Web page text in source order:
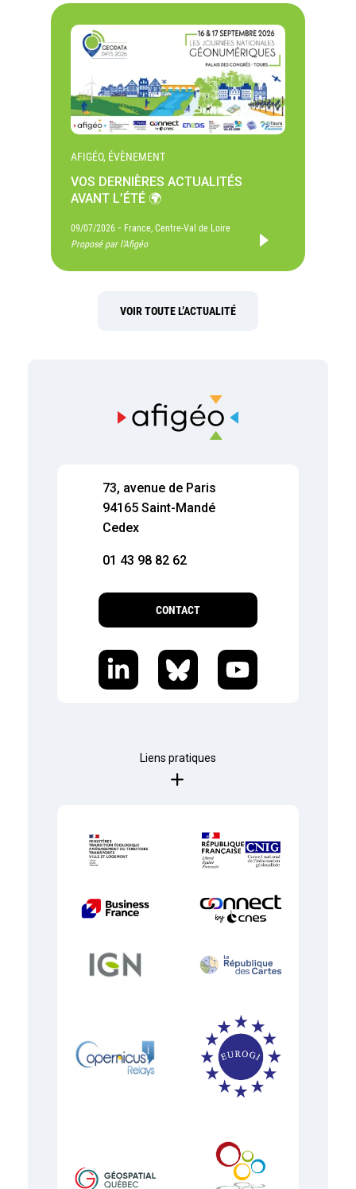
AFIGÉO, ÉVÈNEMENT
VOS DERNIÈRES ACTUALITÉS
AVANT L’ÉTÉ 🌍
09/07/2026 - France, Centre-Val de Loire
Proposé par l'Afigéo
VOIR TOUTE L’ACTUALITÉ
73, avenue de Paris
94165 Saint-Mandé
Cedex
01 43 98 82 62
CONTACT
Liens pratiques